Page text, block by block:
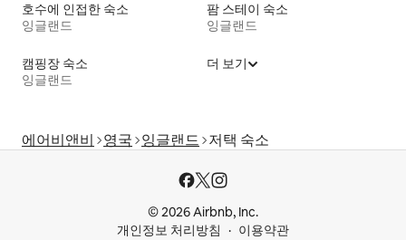
호수에 인접한 숙소
잉글랜드
팜 스테이 숙소
잉글랜드
캠핑장 숙소
잉글랜드
더 보기
에어비앤비 영국 잉글랜드 저택 숙소
© 2026 Airbnb, Inc.
개인정보 처리방침
이용약관